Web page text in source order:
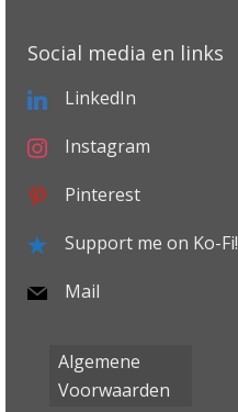
Social media en links
LinkedIn
Instagram
Pinterest
Support me on Ko-Fi!
Mail
Algemene
Voorwaarden